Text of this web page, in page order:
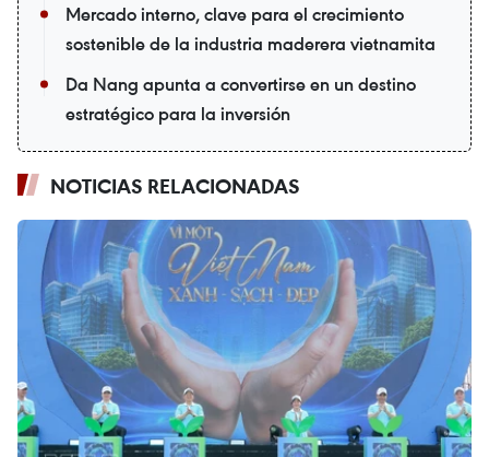
Mercado interno, clave para el crecimiento
sostenible de la industria maderera vietnamita
Da Nang apunta a convertirse en un destino
estratégico para la inversión
NOTICIAS RELACIONADAS